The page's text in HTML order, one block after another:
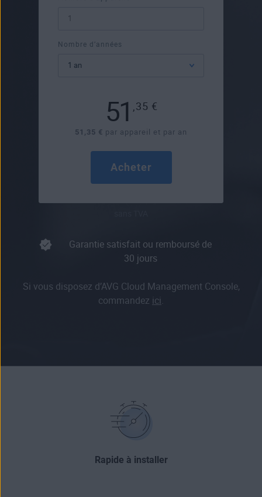
Nombre d’années
51 ,35 €
51,35 € par appareil et par an
Acheter
Garantie satisfait ou remboursé de
30 jours
Si vous disposez d’AVG Cloud Management Console,
commandez ici
Rapide à installer